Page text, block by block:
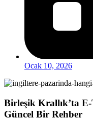
Ocak 10, 2026
Birleşik Krallık’ta
Güncel Bir Rehber